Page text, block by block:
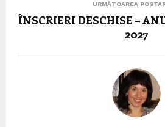
URMĂTOAREA
ÎNSCRIERI DESCHISE –
2027